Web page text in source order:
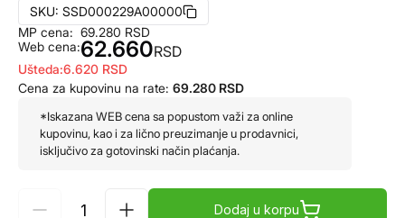
SKU: SSD000229A00000
MP cena:
Web cena:
69.280 RSD
62.660RSD
Ušteda:6.620 RSD
Cena za kupovinu na rate: 69.280 RSD
*Iskazana WEB cena sa popustom važi za online
kupovinu, kao i za lično preuzimanje u prodavnici,
isključivo za gotovinski način plaćanja.
Dodaj u korpu